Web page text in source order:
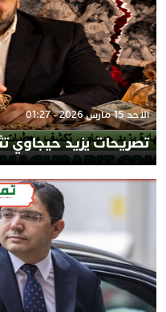
الأحد 15 مارس 2026 - 01:27
تصريحات يزيد حيجاوي